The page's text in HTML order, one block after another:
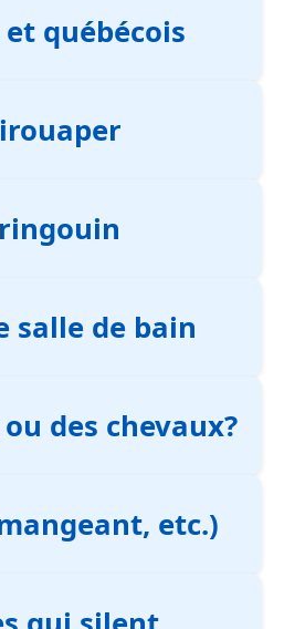
québécois
salle de bain
des chevaux?
etc.)